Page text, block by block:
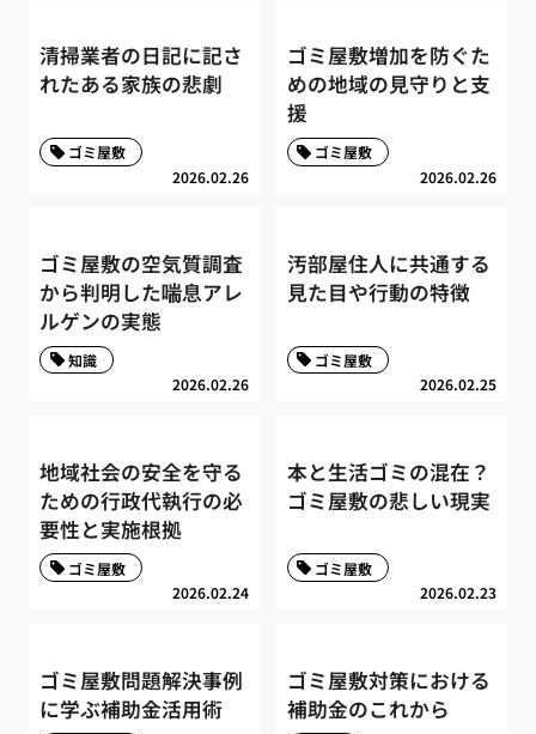
清掃業者の日記に記さ
れたある家族の悲劇
2026.02.26
ゴミ屋敷
ゴミ屋敷増加を防ぐた
めの地域の見守りと支
援
2026.02.26
ゴミ屋敷
ゴミ屋敷の空気質調査
から判明した喘息アレ
ルゲンの実態
2026.02.26
知識
汚部屋住人に共通する
見た目や行動の特徴
2026.02.25
ゴミ屋敷
地域社会の安全を守る
ための行政代執行の必
要性と実施根拠
2026.02.24
ゴミ屋敷
本と生活ゴミの混在？
ゴミ屋敷の悲しい現実
2026.02.23
ゴミ屋敷
ゴミ屋敷問題解決事例
に学ぶ補助金活用術
ゴミ屋敷対策における
補助金のこれから